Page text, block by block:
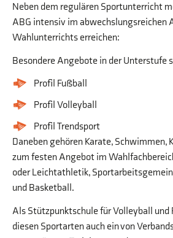
Neben dem regulären Sportunterricht
ABG intensiv im abwechslungsreichen
Wahlunterrichts erreichen:
Besondere Angebote in der Unterstufe
Profil Fußball
Profil Volleyball
Profil Trendsport
Daneben gehören Karate, Schwimmen,
zum festen Angebot im
oder Leichtathletik,
und Basketball.
Als Stützpunktschule für Volleyball und
diesen Sportarten auch ein von